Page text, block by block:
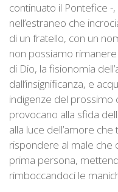
continuato il Pontefice
nell’estraneo che
di un fratello, con un
non possiamo rimanere
di Dio, la fisionomia
dall’insignificanza, e
indigenze del prossimo
provocano alla sfida
alla luce dell’amore
rispondere al male che
prima persona,
rimboccandoci le